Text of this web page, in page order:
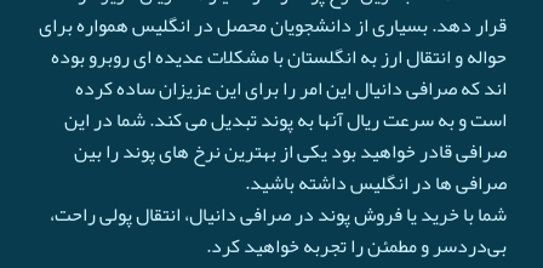
قرار دهد. بسیاری از دانشجویان محصل در انگلیس همواره برای
حواله و انتقال ارز به انگلستان با مشکلات عدیده ای روبرو بوده
اند که صرافی دانیال این امر را برای این عزیزان ساده کرده
است و به سرعت ريال آنها به پوند تبدیل می کند. شما در این
صرافی قادر خواهید بود یکی از بهترین نرخ های پوند را بین
صرافی ها در انگلیس داشته باشید.
شما با خرید یا فروش پوند در صرافی دانیال، انتقال پولی راحت،
بی‌دردسر و مطمئن را تجربه خواهید کرد.